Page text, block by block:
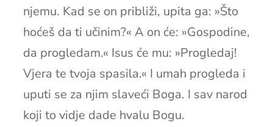
njemu. Kad se on približi, upita ga: »Što
hoćeš da ti učinim?« A on će: »Gospodine,
da progledam.« Isus će mu: »Progledaj!
Vjera te tvoja spasila.« I umah progleda i
uputi se za njim slaveći Boga. I sav narod
koji to vidje dade hvalu Bogu.